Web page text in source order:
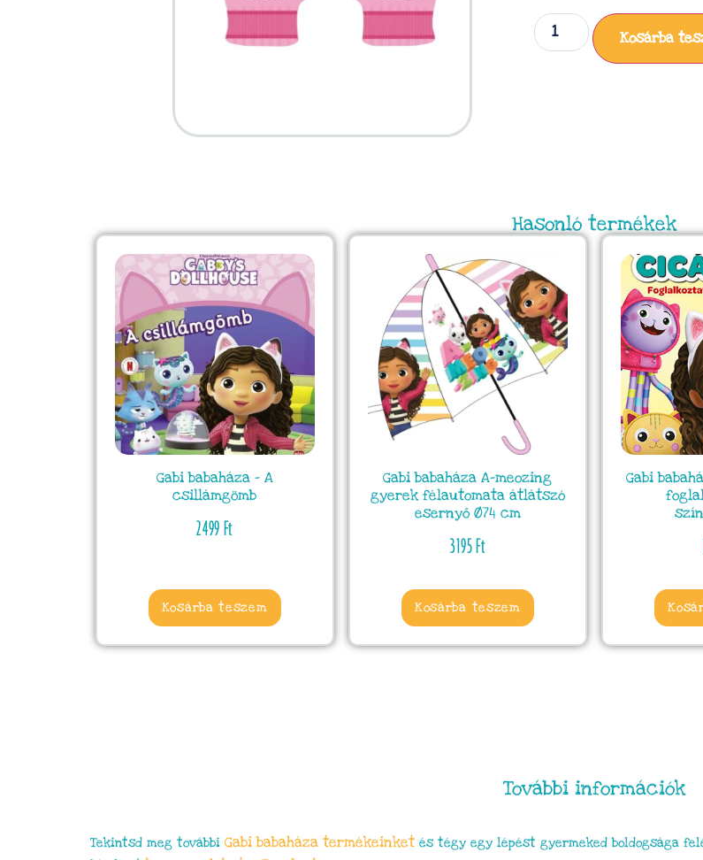
Kosárba
Hasonló termékek
Gabi babaháza – A
csillámgömb
2499Ft
Kosárba teszem
Gabi babaháza A-meozing
gyerek félautomata átlátszó
esernyő Ø74 cm
3195Ft
Kosárba teszem
Gabi
További információk
Tekintsd meg további Gabi babaháza termékeinket és tégy egy lépést gyermeked boldogsága